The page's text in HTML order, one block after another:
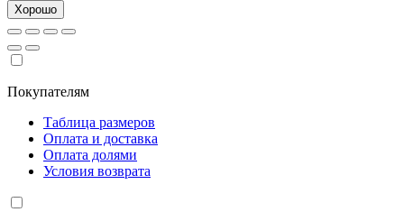
Хорошо
Покупателям
Таблица размеров
Оплата и доставка
Оплата долями
Условия возврата